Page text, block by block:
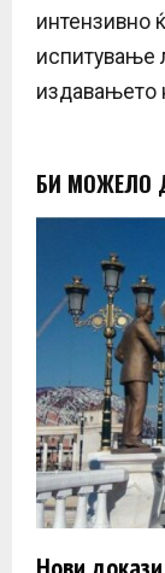
интензивно
испитување
издавањето
БИ МОЖЕЛО